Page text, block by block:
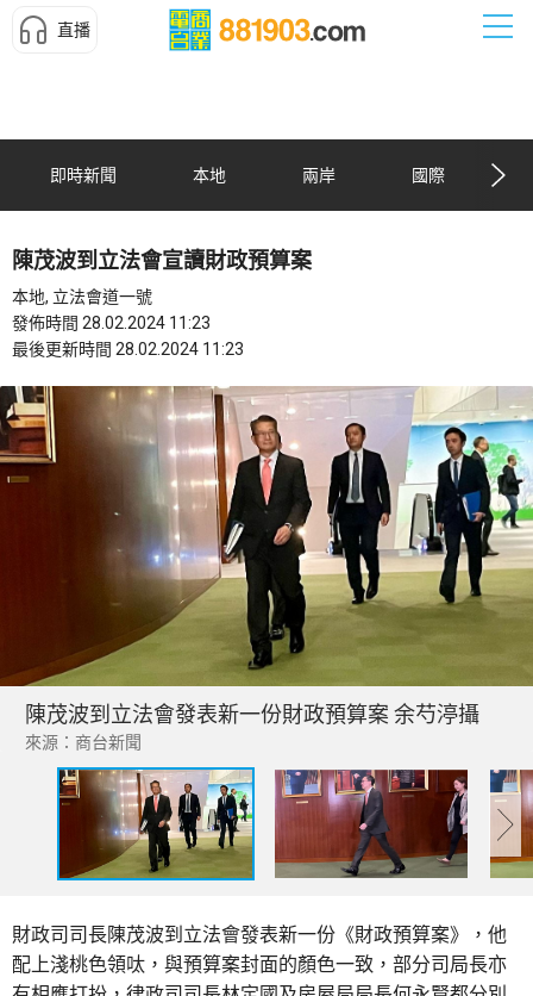
直播
即時新聞 本地 兩岸 國際
陳茂波到立法會宣讀財政預算案
本地, 立法會道一號
發佈時間 28.02.2024 11:23
最後更新時間 28.02.2024 11:23
陳茂波到立法會發表新一份財政預算案 余芍渟攝
來源：商台新聞
財政司司長陳茂波到立法會發表新一份《財政預算案》，他
配上淺桃色領呔，與預算案封面的顏色一致，部分司局長亦